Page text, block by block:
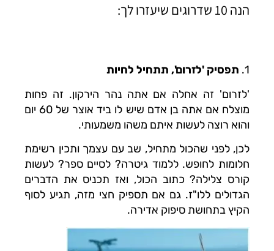
הנה 10 שדרוגים שיעזרו לך:
1. תפסיק 'לזרום', תתחיל לחיות
'לזרום' זה אחלה אם אתה נהר הירקון. זה פחות
מוצלח אם אתה בן אדם שיש לו ביד אוצר של 60 יום
והוא רוצה לעשות איתם משהו משמעותי.
לכן, לפני שהכול מתחיל, שב עם עצמך ותכין רשימת
חלומות לחופש. ללמוד גיטרה? לסיים ספר? לעשות
קורס צלילה? כתוב הכול, ואז תכניס את הדברים
הגדולים ללו"ז. גם אם תספיק חצי מזה, תגיע לסוף
הקיץ בתחושת סיפוק אדירה.